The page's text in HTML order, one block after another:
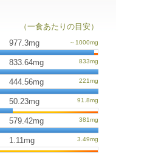
（一食あたりの目安）
977.3mg
833.64mg
444.56mg
50.23mg
579.42mg
1.11mg